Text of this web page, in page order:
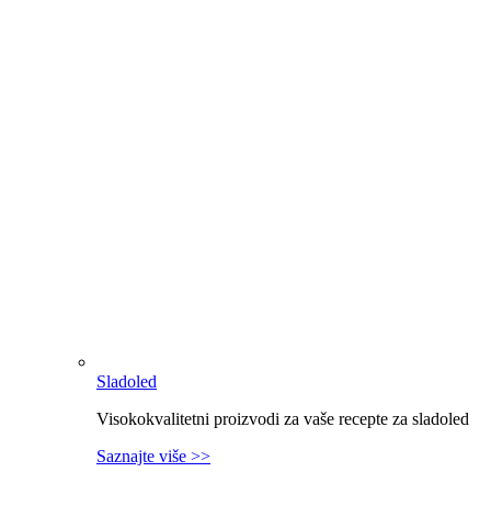
Sladoled
Visokokvalitetni proizvodi za vaše recepte za sladoled
Saznajte više >>